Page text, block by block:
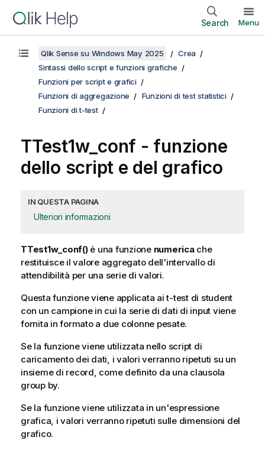
Search Menu
Qlik Sense su Windows May 2025
Crea
Sintassi dello script e funzioni grafiche
Funzioni per script e grafici
Funzioni di aggregazione
Funzioni di test statistici
Funzioni di t-test
TTest1w_conf - funzione
dello script e del grafico
IN QUESTA PAGINA
Ulteriori informazioni
TTest1w_conf()è una funzione numericache
restituisce il valore aggregato dell'intervallo di
attendibilità per una serie di valori.
Questa funzione viene applicata ai t-test di student
con un campione in cui la serie di dati di input viene
fornita in formato a due colonne pesate.
Se la funzione viene utilizzata nello script di
caricamento dei dati, i valori verranno ripetuti su un
insieme di record, come definito da una clausola
group by.
Se la funzione viene utilizzata in un'espressione
grafica, i valori verranno ripetuti sulle dimensioni del
grafico.